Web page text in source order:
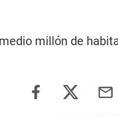
millón de